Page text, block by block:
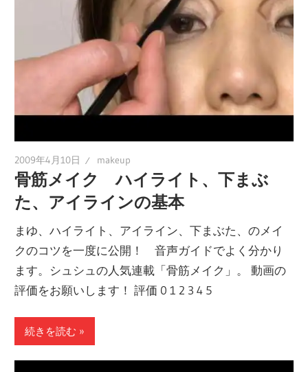
2009年4月10日 makeup
骨筋メイク ハイライト、下まぶ
た、アイラインの基本
まゆ、ハイライト、アイライン、下まぶた、のメイ
クのコツを一度に公開！ 音声ガイドでよく分かり
ます。シュシュの人気連載「骨筋メイク」。 動画の
評価をお願いします！ 評価 0 1 2 3 4 5
続きを読む